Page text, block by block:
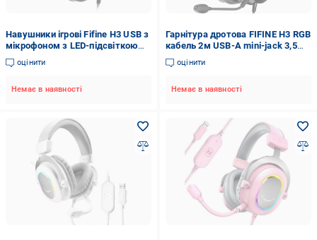
Навушники ігрові Fifine H3 USB з
мікрофоном з LED-підсвіткою
3,5 мм Чорний (2565799336)
оцінити
Немає в наявності
Гарнітура дротова FIFINE H3 RGB
кабель 2м USB-A mini-jack 3,5
мм Black (30821806)
оцінити
Немає в наявності